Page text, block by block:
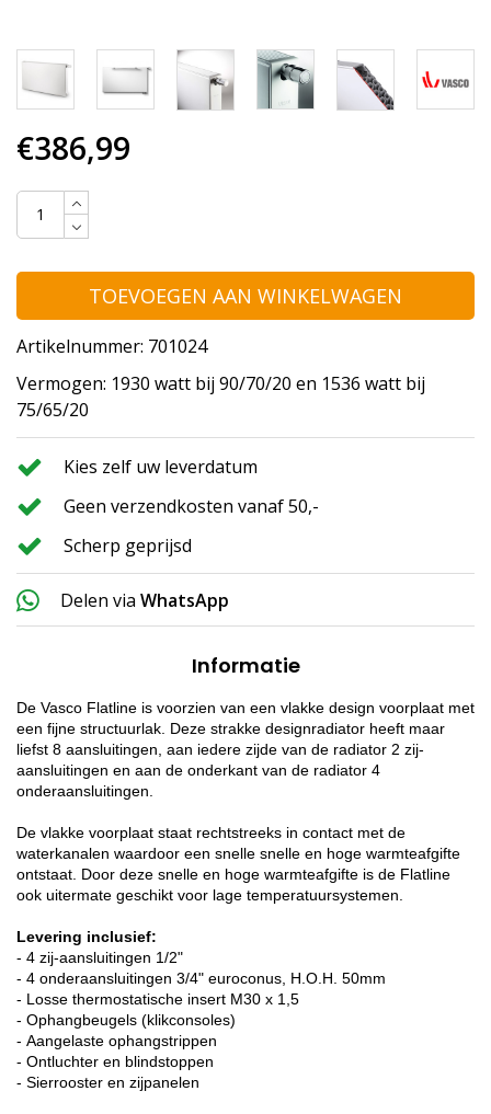
€386,99
TOEVOEGEN AAN WINKELWAGEN
Artikelnummer: 701024
Vermogen: 1930 watt bij 90/70/20 en 1536 watt bij
75/65/20
Kies zelf uw leverdatum
Geen verzendkosten vanaf 50,-
Scherp geprijsd
Delen via WhatsApp
Informatie
De Vasco Flatline is voorzien van een vlakke design voorplaat met
een fijne structuurlak. Deze strakke designradiator heeft maar
liefst 8 aansluitingen, aan iedere zijde van de radiator 2 zij-
aansluitingen en aan de onderkant van de radiator 4
onderaansluitingen.
De vlakke voorplaat staat rechtstreeks in contact met de
waterkanalen waardoor een snelle snelle en hoge warmteafgifte
ontstaat. Door deze snelle en hoge warmteafgifte is de Flatline
ook uitermate geschikt voor lage temperatuursystemen.
Levering inclusief:
- 4 zij-aansluitingen 1/2"
- 4 onderaansluitingen 3/4" euroconus, H.O.H. 50mm
- Losse thermostatische insert M30 x 1,5
- Ophangbeugels (klikconsoles)
- Aangelaste ophangstrippen
- Ontluchter en blindstoppen
- Sierrooster en zijpanelen